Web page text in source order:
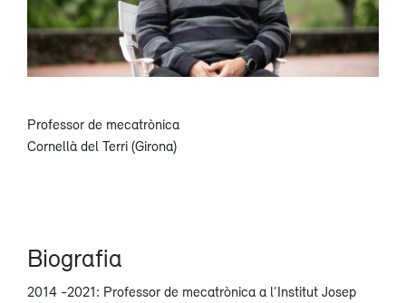
Professor de mecatrònica
Cornellà del Terri (Girona)
Biografia
2014 -2021: Professor de mecatrònica a l’Institut Josep